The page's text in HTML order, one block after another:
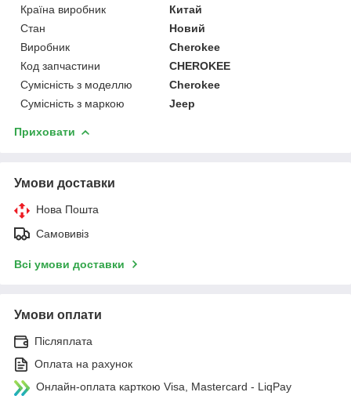
Країна виробник
Китай
Стан
Новий
Виробник
Cherokee
Код запчастини
CHEROKEE
Сумісність з моделлю
Cherokee
Сумісність з маркою
Jeep
Приховати
Умови доставки
Нова Пошта
Самовивіз
Всі умови доставки
Умови оплати
Післяплата
Оплата на рахунок
Онлайн-оплата карткою Visa, Mastercard - LiqPay